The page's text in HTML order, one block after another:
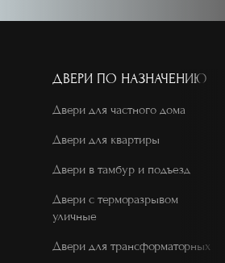
ДВЕРИ ПО НАЗНАЧЕНИЮ
Двери для частного дома
Двери для квартиры
Двери в тамбур и подъезд
Двери с терморазрывом
уличные
Двери для трансформаторных